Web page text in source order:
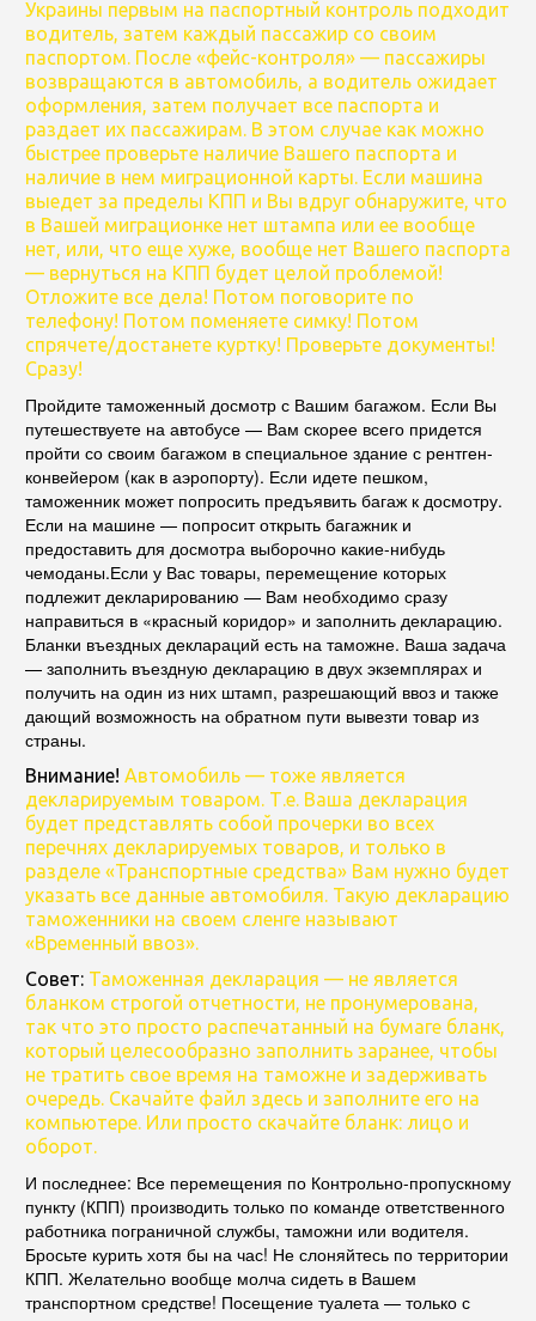
Украины первым на паспортный контроль подходит
водитель, затем каждый пассажир со своим
паспортом. После «фейс-контроля» — пассажиры
возвращаются в автомобиль, а водитель ожидает
оформления, затем получает все паспорта и
раздает их пассажирам. В этом случае как можно
быстрее проверьте наличие Вашего паспорта и
наличие в нем миграционной карты. Если машина
выедет за пределы КПП и Вы вдруг обнаружите, что
в Вашей миграционке нет штампа или ее вообще
нет, или, что еще хуже, вообще нет Вашего паспорта
— вернуться на КПП будет целой проблемой!
Отложите все дела! Потом поговорите по
телефону! Потом поменяете симку! Потом
спрячете/достанете куртку! Проверьте документы!
Сразу!
Пройдите таможенный досмотр с Вашим багажом. Если Вы
путешествуете на автобусе — Вам скорее всего придется
пройти со своим багажом в специальное здание с рентген-
конвейером (как в аэропорту). Если идете пешком,
таможенник может попросить предъявить багаж к досмотру.
Если на машине — попросит открыть багажник и
предоставить для досмотра выборочно какие-нибудь
чемоданы.Если у Вас товары, перемещение которых
подлежит декларированию — Вам необходимо сразу
направиться в «красный коридор» и заполнить декларацию.
Бланки въездных деклараций есть на таможне. Ваша задача
— заполнить въездную декларацию в двух экземплярах и
получить на один из них штамп, разрешающий ввоз и также
дающий возможность на обратном пути вывезти товар из
страны.
Внимание! Автомобиль — тоже является
декларируемым товаром. Т.е. Ваша декларация
будет представлять собой прочерки во всех
перечнях декларируемых товаров, и только в
разделе «Транспортные средства» Вам нужно будет
указать все данные автомобиля. Такую декларацию
таможенники на своем сленге называют
«Временный ввоз».
Совет: Таможенная декларация — не является
бланком строгой отчетности, не пронумерована,
так что это просто распечатанный на бумаге бланк,
который целесообразно заполнить заранее, чтобы
не тратить свое время на таможне и задерживать
очередь. Скачайте файл здесь и заполните его на
компьютере. Или просто скачайте бланк: лицо и
оборот.
И последнее: Все перемещения по Контрольно-пропускному
пункту (КПП) производить только по команде ответственного
работника пограничной службы, таможни или водителя.
Бросьте курить хотя бы на час! Не слоняйтесь по территории
КПП. Желательно вообще молча сидеть в Вашем
транспортном средстве! Посещение туалета — только с